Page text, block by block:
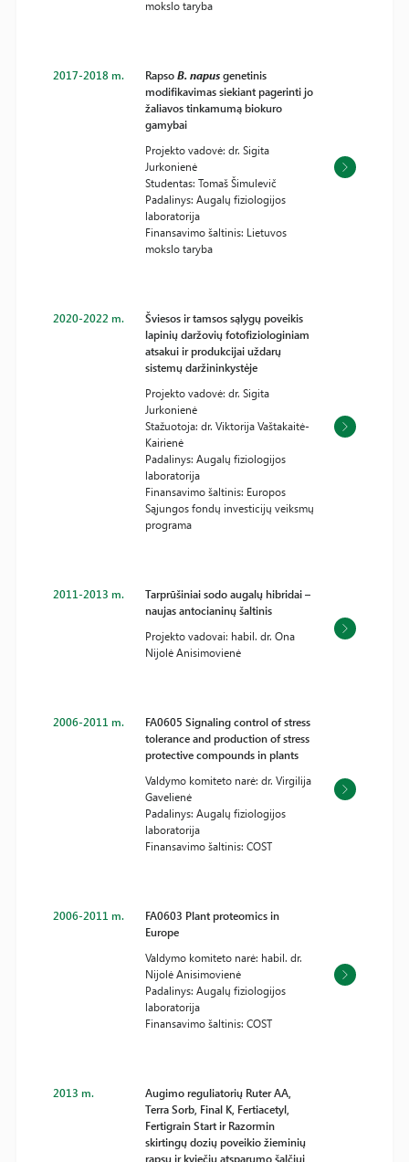
mokslo taryba
2017-2018 m. RapsoB. napusgenetinis
modifikavimas siekiant pagerinti jo
žaliavos tinkamumą biokuro
gamybai
Projekto vadovė: dr. Sigita
Jurkonienė
Studentas: Tomaš Šimulevič
Padalinys: Augalų fiziologijos
laboratorija
Finansavimo šaltinis: Lietuvos
mokslo taryba
2020-2022 m.
Šviesos ir tamsos sąlygų poveikis
lapinių daržovių fotofiziologiniam
atsakui ir produkcijai uždarų
sistemų daržininkystėje
Projekto vadovė: dr. Sigita
Jurkonienė
Stažuotoja: dr. Viktorija Vaštakaitė-
Kairienė
Padalinys: Augalų fiziologijos
laboratorija
Finansavimo šaltinis: Europos
Sąjungos fondų investicijų veiksmų
programa
2011-2013 m.
Tarprūšiniai sodo augalų hibridai –
naujas antocianinų šaltinis
Projekto vadovai: habil. dr. Ona
Nijolė Anisimovienė
2006-2011 m.
FA0605 Signaling control of stress
tolerance and production of stress
protective compounds in plants
Valdymo komiteto narė: dr. Virgilija
Gavelienė
Padalinys: Augalų fiziologijos
laboratorija
Finansavimo šaltinis: COST
2006-2011 m.
FA0603 Plant proteomics in
Europe
Valdymo komiteto narė: habil. dr.
Nijolė Anisimovienė
Padalinys: Augalų fiziologijos
laboratorija
Finansavimo šaltinis: COST
2013 m.
Augimo reguliatorių Ruter AA,
Terra Sorb, Final K, Fertiacetyl,
Fertigrain Start ir Razormin
skirtingų dozių poveikio žieminių
rapsų ir kviečių atsparumo šalčiui,